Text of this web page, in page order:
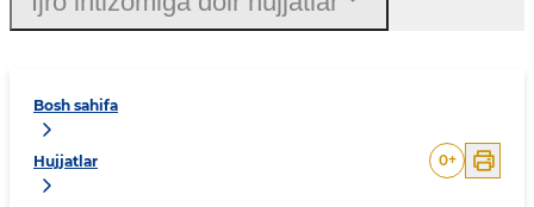
Bosh sahifa
Hujjatlar 0+